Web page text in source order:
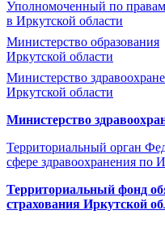
Уполномоченный по правам
в Иркутской области
Министерство образования
Иркутской области
Министерство
Иркутской области
Министерство
Территориальный орган
сфере здравоохранения по
Территориальный фонд
страхования Иркутской